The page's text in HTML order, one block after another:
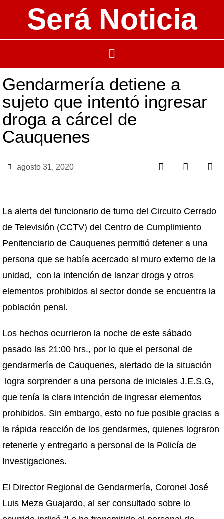
Será Noticia
Gendarmería detiene a
sujeto que intentó ingresar
droga a cárcel de
Cauquenes
agosto 31, 2020
La alerta del funcionario de turno del Circuito Cerrado
de Televisión (CCTV) del Centro de Cumplimiento
Penitenciario de Cauquenes permitió detener a una
persona que se había acercado al muro externo de la
unidad, con la intención de lanzar droga y otros
elementos prohibidos al sector donde se encuentra la
población penal.
Los hechos ocurrieron la noche de este sábado
pasado las 21:00 hrs., por lo que el personal de
gendarmería de Cauquenes, alertado de la situación
logra sorprender a una persona de iniciales J.E.S.G,
que tenía la clara intención de ingresar elementos
prohibidos. Sin embargo, esto no fue posible gracias a
la rápida reacción de los gendarmes, quienes lograron
retenerle y entregarlo a personal de la Policía de
Investigaciones.
El Director Regional de Gendarmería, Coronel José
Luis Meza Guajardo, al ser consultado sobre lo